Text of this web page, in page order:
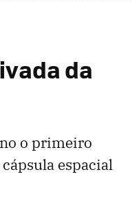
da
o primeiro
espacial